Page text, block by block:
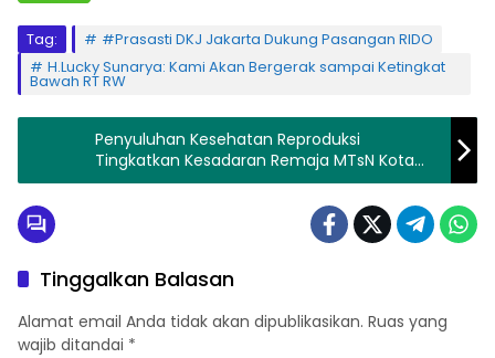
Tag:
#Prasasti DKJ Jakarta Dukung Pasangan RIDO
H.Lucky Sunarya: Kami Akan Bergerak sampai Ketingkat
Bawah RT RW
Penyuluhan Kesehatan Reproduksi
Tingkatkan Kesadaran Remaja MTsN Kota
Solok
Tinggalkan Balasan
Alamat email Anda tidak akan dipublikasikan. Ruas yang
wajib ditandai *